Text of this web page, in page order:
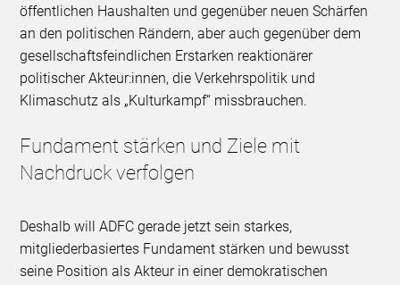
öffentlichen Haushalten und gegenüber neuen Schärfen
an den politischen Rändern, aber auch gegenüber dem
gesellschaftsfeindlichen Erstarken reaktionärer
politischer Akteur:innen, die Verkehrspolitik und
Klimaschutz als „Kulturkampf“ missbrauchen.
Fundament stärken und Ziele mit
Nachdruck verfolgen
Deshalb will ADFC gerade jetzt sein starkes,
mitgliederbasiertes Fundament stärken und bewusst
seine Position als Akteur in einer demokratischen